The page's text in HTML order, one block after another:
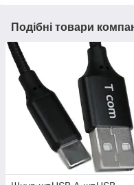
Подібні товари